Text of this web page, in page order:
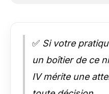
✅ Si votre
un boîtier de ce
IV mérite une